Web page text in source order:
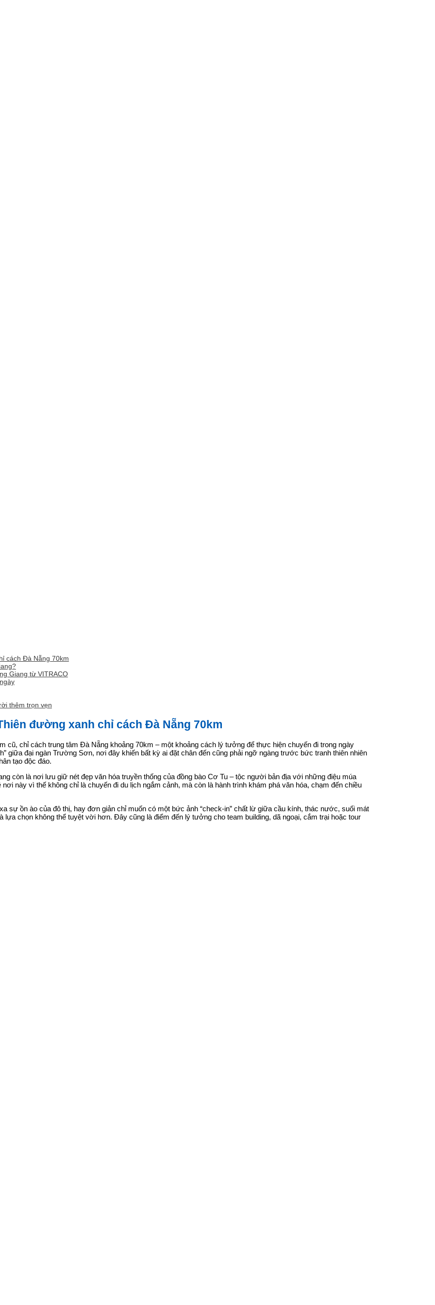
cách Đà Nẵng 70km
Giang từ VITRACO
thêm trọn vẹn
đường xanh chỉ cách Đà Nẵng 70km
cũ, chỉ cách trung tâm Đà Nẵng khoảng 70km – một khoảng cách lý tưởng để thực hiện chuyến đi trong ngày
giữa đại ngàn Trường Sơn, nơi đây khiến bất kỳ ai đặt chân đến cũng phải ngỡ ngàng trước bức tranh thiên nhiên
tạo độc đáo.
còn là nơi lưu giữ nét đẹp văn hóa truyền thống của đồng bào Cơ Tu – tộc người bản địa với những điệu múa
này vì thế không chỉ là chuyến đi du lịch ngắm cảnh, mà còn là hành trình khám phá văn hóa, chạm đến chiều
sự ồn ào của đô thị, hay đơn giản chỉ muốn có một bức ảnh “check-in” chất lừ giữa cầu kính, thác nước, suối mát
chọn không thể tuyệt vời hơn. Đây cũng là điểm đến lý tưởng cho team building, dã ngoại, cắm trại hoặc tour